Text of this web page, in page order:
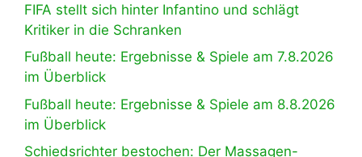
FIFA stellt sich hinter Infantino und schlägt
Kritiker in die Schranken
Fußball heute: Ergebnisse & Spiele am 7.8.2026
im Überblick
Fußball heute: Ergebnisse & Spiele am 8.8.2026
im Überblick
Schiedsrichter bestochen: Der Massagen-